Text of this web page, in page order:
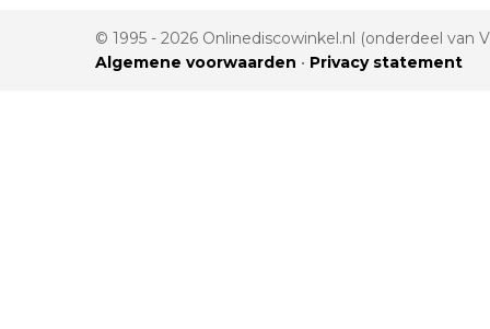
© 1995 - 2026 Onlinediscowinkel.nl (onderdeel van
Algemene voorwaarden • Privacy statement